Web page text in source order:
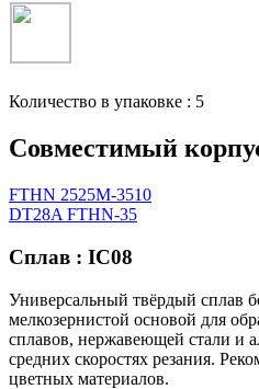
Количество в упаковке : 5
Совместимый
FTHN 2525M-3510
DT28A FTHN-35
Сплав : IC08
Универсальный твёрдый сплав
мелкозернистой основой для
сплавов, нержавеющей стали и
средних скоростях резания.
цветных материалов.